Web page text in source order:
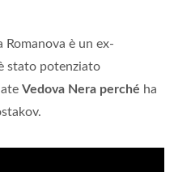
è un ex-
stato potenziato
Vedova Nera perché ha